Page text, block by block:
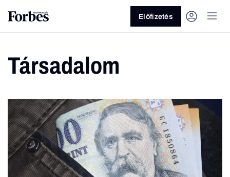
Vagy fedezze fel a következő
témákat
Üzlet Pénz Zöld Legyél jobb!
Előfizetés
Társadalom